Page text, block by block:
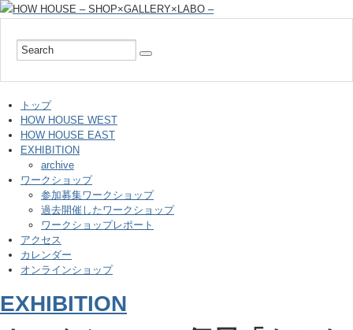
トップ
HOW HOUSE WEST
HOW HOUSE EAST
EXHIBITION
archive
ワークショップ
参加募集ワークショップ
過去開催したワークショップ
ワークショップレポート
アクセス
カレンダー
オンラインショップ
EXHIBITION